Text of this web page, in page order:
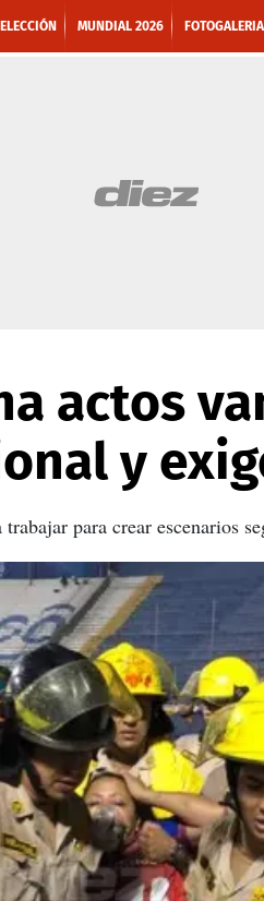
MUNDIAL 2026
actos
y
para crear escenarios